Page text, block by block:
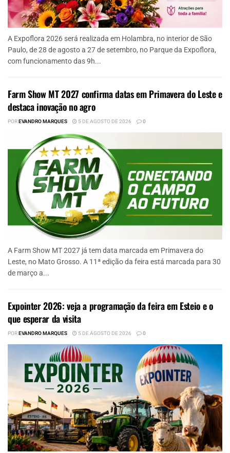
A Expoflora 2026 será realizada em Holambra, no interior de São
Paulo, de 28 de agosto a 27 de setembro, no Parque da Expoflora,
com funcionamento das 9h...
Farm Show MT 2027 confirma datas em Primavera do Leste e
destaca inovação no agro
POREVANDRO MARQUES 5 DE AGOSTO DE 2026 0
A Farm Show MT 2027 já tem data marcada em Primavera do
Leste, no Mato Grosso. A 11ª edição da feira está marcada para 30
de março a...
Expointer 2026: veja a programação da feira em Esteio e o
que esperar da visita
POREVANDRO MARQUES 5 DE AGOSTO DE 2026 0